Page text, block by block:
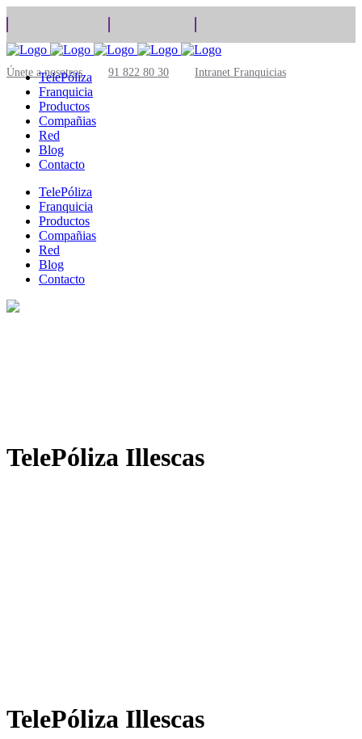
Únete a nosotros 91 822 80 30 Intranet Franquicias
TelePóliza
Franquicia
Productos
Compañias
Red
Blog
Contacto
TelePóliza
Franquicia
Productos
Compañias
Red
Blog
Contacto
TelePóliza Illescas
TelePóliza Illescas